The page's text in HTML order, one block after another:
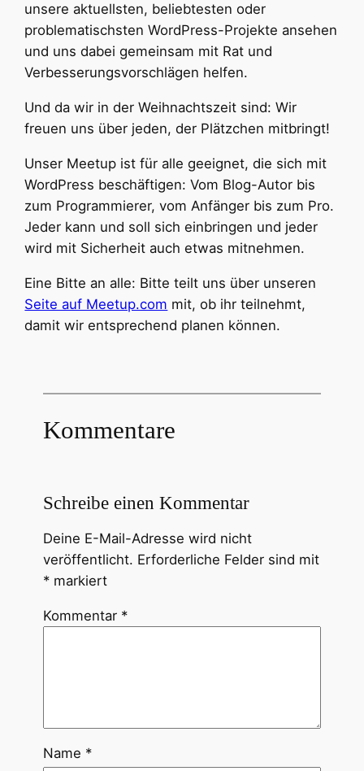
unsere aktuellsten, beliebtesten oder
problematischsten WordPress-Projekte ansehen
und uns dabei gemeinsam mit Rat und
Verbesserungsvorschlägen helfen.
Und da wir in der Weihnachtszeit sind: Wir
freuen uns über jeden, der Plätzchen mitbringt!
Unser Meetup ist für alle geeignet, die sich mit
WordPress beschäftigen: Vom Blog-Autor bis
zum Programmierer, vom Anfänger bis zum Pro.
Jeder kann und soll sich einbringen und jeder
wird mit Sicherheit auch etwas mitnehmen.
Eine Bitte an alle: Bitte teilt uns über unseren
Seite auf Meetup.com mit, ob ihr teilnehmt,
damit wir entsprechend planen können.
Kommentare
Schreibe einen Kommentar
Deine E-Mail-Adresse wird nicht
veröffentlicht. Erforderliche Felder sind mit
*markiert
Kommentar *
Name *